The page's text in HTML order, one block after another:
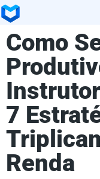
Como
7
Renda